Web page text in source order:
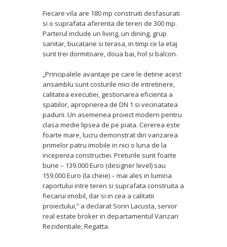
Fiecare vila are 180 mp construiti desfasurati
si o suprafata aferenta de teren de 300 mp.
Parterul include un living, un dining, grup
sanitar, bucatarie si terasa, in timp ce la etaj
sunt trei dormitoare, doua bai, hol si balcon.
„Principalele avantaje pe care le detine acest
ansamblu sunt costurile mici de intretinere,
calitatea executiei, gestionarea eficienta a
spatiilor, aproprierea de DN 1 si vecinatatea
padurii. Un asemenea proiect modern pentru
clasa medie lipsea de pe piata. Cererea este
foarte mare, lucru demonstrat din vanzarea
primelor patru imobile in nici o luna de la
inceperea constructiei. Preturile sunt foarte
bune – 139.000 Euro (designer level) sau
159.000 Euro (la cheie) – mai ales in lumina
raportului intre teren si suprafata construita a
fiecarui imobil, dar si in cea a calitatii
proiectului,” a declarat Sorin Lacusta, senior
real estate broker in departamentul Vanzari
Rezidentiale, Regatta.